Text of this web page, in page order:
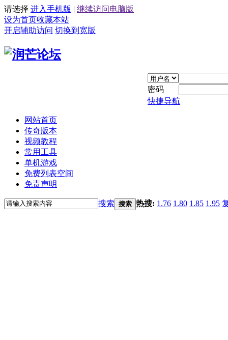
请选择 进入手机版 | 继续访问电脑版
设为首页收藏本站
开启辅助访问 切换到宽版
密码
快捷导航
网站首页
传奇版本
视频教程
常用工具
单机游戏
免费列表空间
免责声明
搜索 搜索 热搜: 1.76 1.80 1.85 1.95